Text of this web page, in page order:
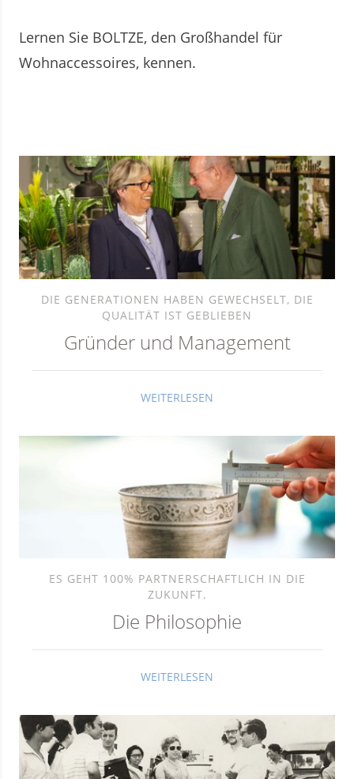
Lernen Sie BOLTZE, den Großhandel für
Wohnaccessoires, kennen.
DIE GENERATIONEN HABEN GEWECHSELT, DIE
QUALITÄT IST GEBLIEBEN
Gründer und Management
WEITERLESEN
ES GEHT 100% PARTNERSCHAFTLICH IN DIE
ZUKUNFT.
Die Philosophie
WEITERLESEN